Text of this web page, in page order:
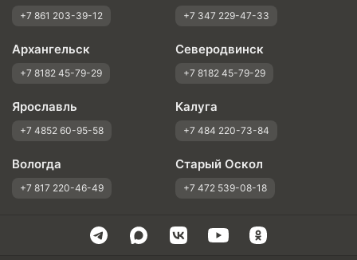
+7 861 203-39-12 +7 347 229-47-33
Архангельск
+7 8182 45-79-29
Северодвинск
+7 8182 45-79-29
Ярославль
+7 4852 60-95-58
Калуга
+7 484 220-73-84
Вологда
+7 817 220-46-49
Старый Оскол
+7 472 539-08-18